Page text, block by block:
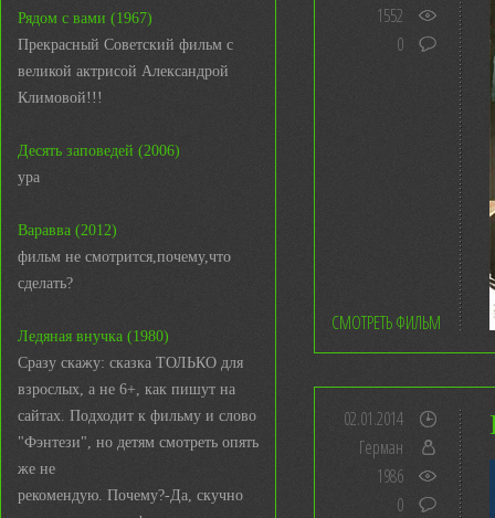
Рядом с вами (1967)
Прекрасный Советский фильм с
великой актрисой Александрой
Климовой!!!
Десять заповедей (2006)
ура
Варавва (2012)
фильм не смотрится,почему,что
сделать?
Ледяная внучка (1980)
Сразу скажу: сказка ТОЛЬКО для
взрослых, а не 6+, как пишут на
сайтах. Подходит к фильму и слово
"Фэнтези", но детям смотреть опять
же не
рекомендую. Почему?-Да, скучно
1552
0
СМОТРЕТЬ ФИЛЬМ
02.01.2014
Герман
1986
0